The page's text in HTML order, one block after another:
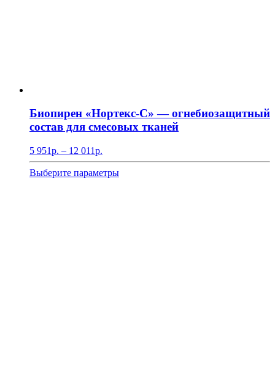
Биопирен «Нортекс-С» — огнебиозащитный
состав для смесовых тканей
5 951р. – 12 011р.
цен:
5
Выберите параметрыЭтот